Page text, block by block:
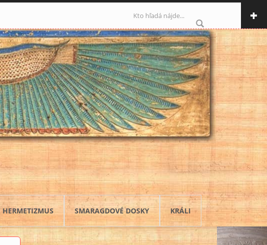
Vyhľadávanie
HERMETIZMUS SMARAGDOVÉ DOSKY KRÁLI